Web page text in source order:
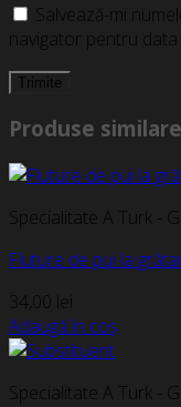
Salvează-mi
navigator pentru
Produse similare
Specialitate A Turk -
Fluture de pui la
34,00 lei
Adaugă în coș
Specialitate A Turk -